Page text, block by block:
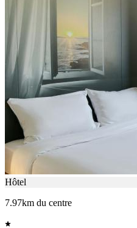
Hôtel
7.97km du centre